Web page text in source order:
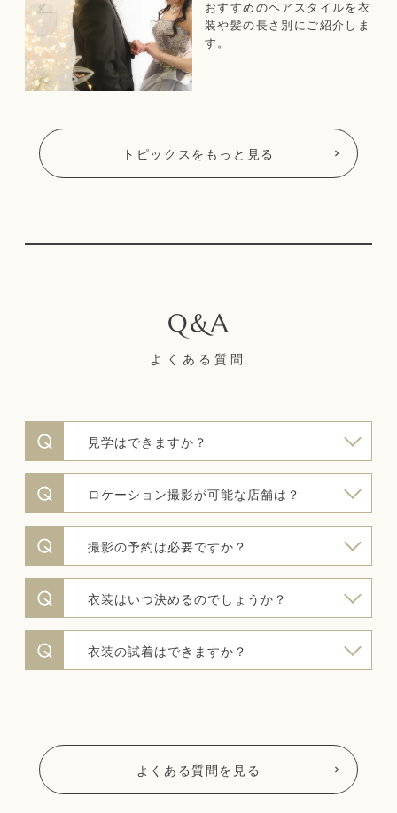
おすすめのヘアスタイルを衣
装や髪の長さ別にご紹介しま
す。
トピックスをもっと見る
よくある質問
見学はできますか？
ロケーション撮影が可能な店舗は？
撮影の予約は必要ですか？
衣装はいつ決めるのでしょうか？
衣装の試着はできますか？
よくある質問を見る